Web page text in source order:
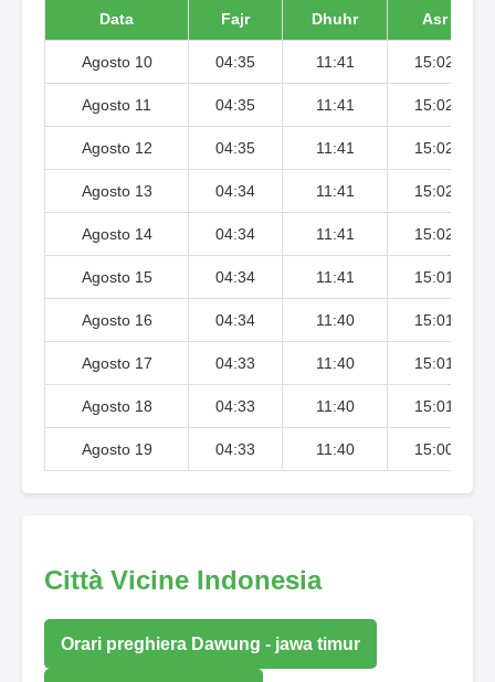
Data Fajr Dhuhr Asr
Agosto 10 04:35 11:41 15:02
Agosto 11 04:35 11:41 15:02
Agosto 12 04:35 11:41 15:02
Agosto 13 04:34 11:41 15:02
Agosto 14 04:34 11:41 15:02
Agosto 15 04:34 11:41 15:01
Agosto 16 04:34 11:40 15:01
Agosto 17 04:33 11:40 15:01
Agosto 18 04:33 11:40 15:01
Agosto 19 04:33 11:40 15:00
Città Vicine Indonesia
Orari preghiera Dawung - jawa timur